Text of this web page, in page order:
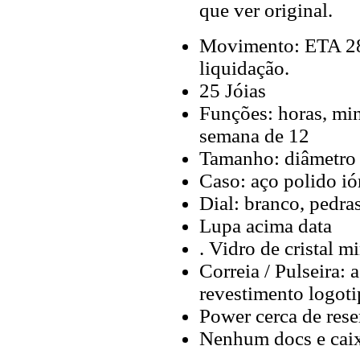
que ver original.
Movimento: ETA
liquidação.
25 Jóias
Funções: horas,
semana de 12
Tamanho:
Caso: aço polido
Dial: branco,
Lupa acima data
. Vidro de cristal
Correia / Pulseira:
revestimento
Power cerca de
Nenhum docs e